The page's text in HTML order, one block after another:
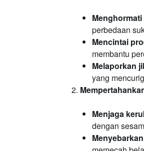
perbedaan
Mencintai
membantu
Melaporkan
yang
Menjaga
dengan